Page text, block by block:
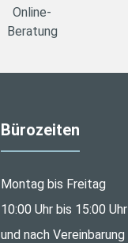
Online-
Beratung
Bürozeiten
Montag bis Freitag
10:00 Uhr bis 15:00 Uhr
und nach Vereinbarung